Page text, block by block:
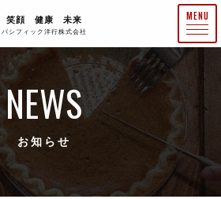
笑顔 健康 未来
パシフィック洋行株式会社
NEWS
お知らせ